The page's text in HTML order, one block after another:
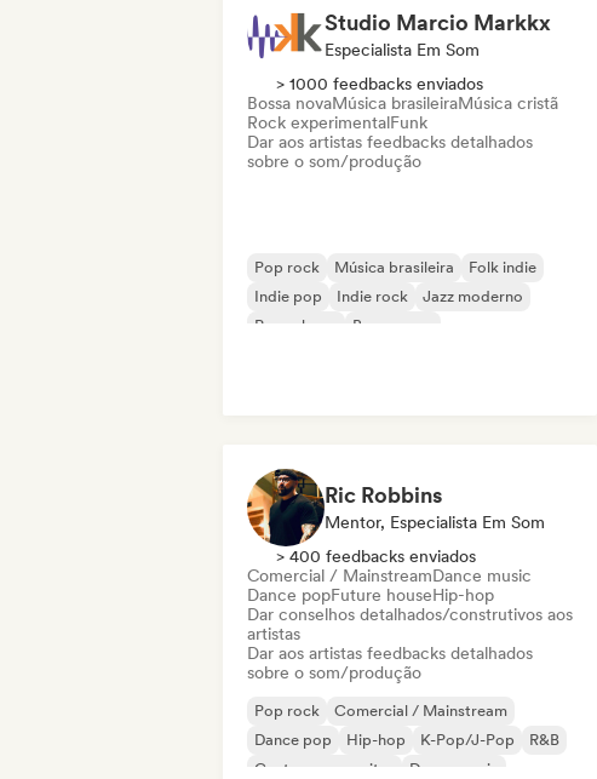
Studio Marcio Markkx
Especialista Em Som
> 1000 feedbacks enviados
Bossa novaMúsica brasileiraMúsica cristã
Rock experimentalFunk
Dar aos artistas feedbacks detalhados
sobre o som/produção
Pop rock Música brasileira
Folk indie
Indie pop
Indie rock
Jazz moderno
Pop urbano
Bossa nova
Ric Robbins
Mentor, Especialista Em Som
> 400 feedbacks enviados
Comercial / MainstreamDance music
Dance popFuture houseHip-hop
Dar conselhos detalhados/construtivos aos
artistas
Dar aos artistas feedbacks detalhados
sobre o som/produção
Pop rock
Comercial / Mainstream
Dance pop
Hip-hop K-Pop/J-Pop
R&B
Cantor-compositor
Dance music